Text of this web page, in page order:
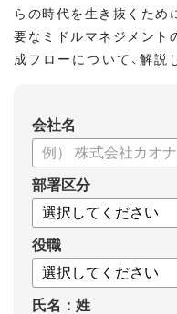
らの時代を生き抜くため
要なミドルマネジメント
成フローについて、解説
【資料の内容】
・そもそも「マネジメント」
・身につけるべき7つのフ
・ミドルマネジメント推
会社名
部署区分
役職
氏名：姓